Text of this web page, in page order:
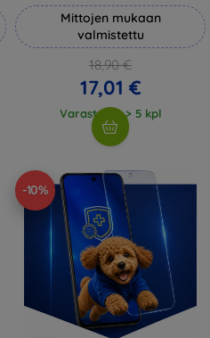
Mittojen mukaan
valmistettu
18,90 €
17,01 €
Varastossa > 5 kpl
-10%